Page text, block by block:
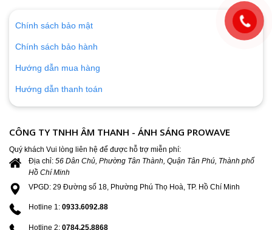
Chính sách bảo mật
Chính sách bảo hành
Hướng dẫn mua hàng
Hướng dẫn thanh toán
CÔNG TY TNHH ÂM THANH - ÁNH SÁNG PROWAVE
Quý khách Vui lòng liên hệ để được hỗ trợ miễn phí:
Địa chỉ: 56 Dân Chủ, Phường Tân Thành, Quận Tân Phú, Thành phố
Hồ Chí Minh
VPGD: 29 Đường số 18, Phường Phú Thọ Hoà, TP. Hồ Chí Minh
Hotline 1: 0933.6092.88
Hotline 2: 0784.25.8868